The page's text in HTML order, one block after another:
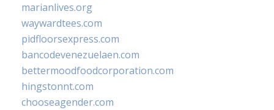
marianlives.org
waywardtees.com
pidfloorsexpress.com
bancodevenezuelaen.com
bettermoodfoodcorporation.com
hingstonnt.com
chooseagender.com